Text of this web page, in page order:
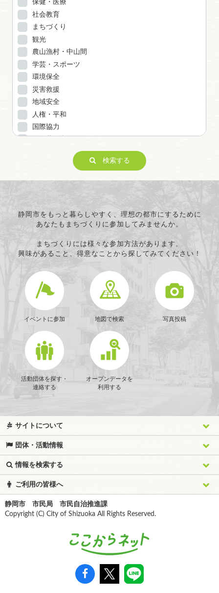
保健・医療
社会教育
まちづくり
観光
農山漁村・中山間
学芸・スポーツ
環境保全
災害救援
地域安全
人権・平和
国際協力
子どもの健全育成
消費者保護
連絡・助言・援助
条例で定める活動
検索する
静岡市をもっと暮らしやすく、理想の都市にするために
あなたもまちづくりに参加してみませんか。
まちづくりには様々な参加方法があります。
興味があること、得意なことから探してみてください！
イベントに参加 地図で検索 写真投稿
活動団体を探す・
連絡する
オープンデータを
利用する
サイトについて
団体・活動情報
情報を検索する
ご利用の皆様へ
静岡市 市民局 市民自治推進課
Copyright (C) City of Shizuoka All Rights Reserved.